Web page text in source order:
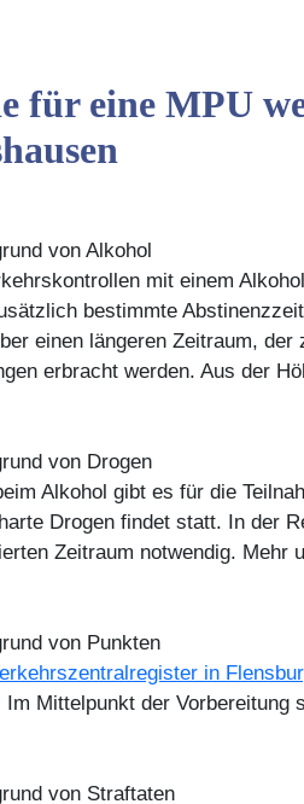
für eine MPU
von Alkohol
mit einem
bestimmte
einen längeren Zeitraum,
erbracht werden. Aus der
von Drogen
Alkohol gibt es für die
Drogen findet statt. In der
Zeitraum notwendig. Mehr
von Punkten
in
Im Mittelpunkt der
von Straftaten